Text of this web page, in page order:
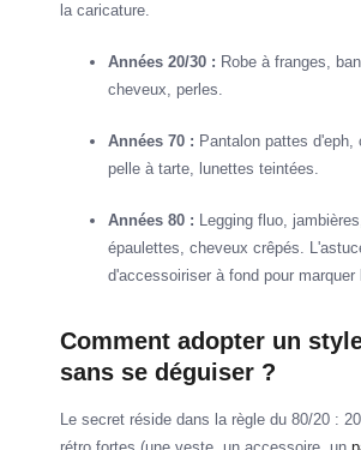
la caricature.
Années 20/30 : Robe à franges,
cheveux, perles.
Années 70 : Pantalon pattes d'eph,
pelle à tarte, lunettes teintées.
Années 80 : Legging fluo,
épaulettes, cheveux crêpés.
d'accessoiriser à fond pour marquer
Comment adopter un
sans se déguiser ?
Le secret réside dans la règle du 80/20 :